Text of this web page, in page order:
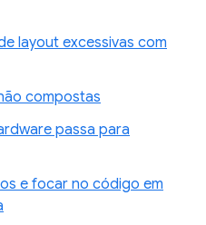
layout excessivas com
compostas
passa para
e focar no código em